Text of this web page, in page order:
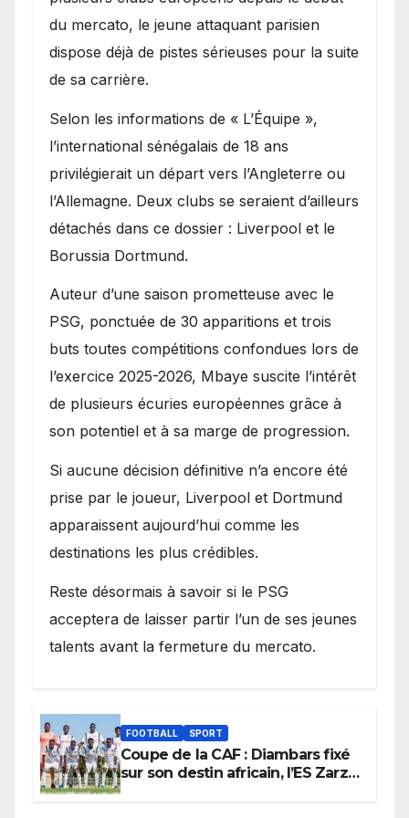
du mercato, le jeune attaquant parisien
dispose déjà de pistes sérieuses pour la suite
de sa carrière.
Selon les informations de « L’Équipe »,
l’international sénégalais de 18 ans
privilégierait un départ vers l’Angleterre ou
l’Allemagne. Deux clubs se seraient d’ailleurs
détachés dans ce dossier : Liverpool et le
Borussia Dortmund.
Auteur d’une saison prometteuse avec le
PSG, ponctuée de 30 apparitions et trois
buts toutes compétitions confondues lors de
l’exercice 2025-2026, Mbaye suscite l’intérêt
de plusieurs écuries européennes grâce à
son potentiel et à sa marge de progression.
Si aucune décision définitive n’a encore été
prise par le joueur, Liverpool et Dortmund
apparaissent aujourd’hui comme les
destinations les plus crédibles.
Reste désormais à savoir si le PSG
acceptera de laisser partir l’un de ses jeunes
talents avant la fermeture du mercato.
FOOTBALL SPORT
Coupe de la CAF : Diambars fixé
sur son destin africain, l’ES Zarzis